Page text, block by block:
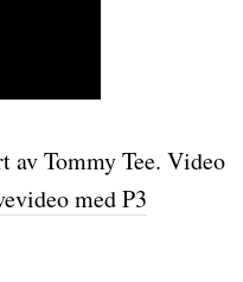
av Tommy Tee. Video
med P3